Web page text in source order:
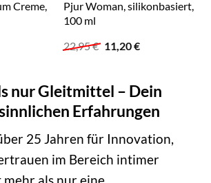
Creme,
Pjur Woman, silikonbasiert,
100 ml
22,95€ Ursprünglicher
11,20€Aktueller
nur Gleitmittel – Dein
Erfahrungen
25 Jahren für Innovation,
im Bereich intimer